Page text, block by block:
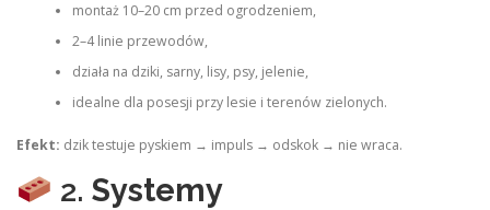
montaż 10–20 cm przed ogrodzeniem,
2–4 linie przewodów,
działa na dziki, sarny, lisy, psy, jelenie,
idealne dla posesji przy lesie i terenów zielonych.
Efekt: dzik testuje pyskiem → impuls → odskok → nie wraca.
2. Systemy